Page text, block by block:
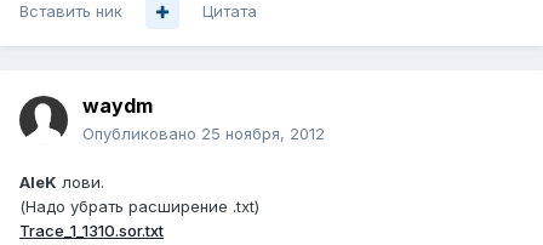
Вставить ник Цитата
waydm
Опубликовано 25 ноября, 2012
AleK лови.
(Надо убрать расширение .txt)
Trace_1_1310.sor.txt